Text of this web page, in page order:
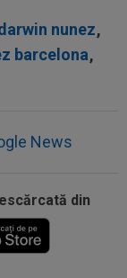
nunez,
barcelona,
News
din